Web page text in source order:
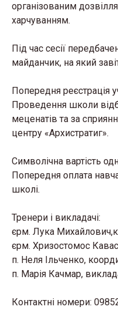
організованим
харчуванням.
Під час сесії
майданчик, на який
Попередня реєстрація
Проведення школи
меценатів та за
центру «Архистратиг».
Символічна вартість
Попередня оплата
школі.
Тренери і викладачі:
єрм. Лука
єрм. Хризостомос
п. Неля Ільченко,
п. Марія Качмар,
Контактні номери: